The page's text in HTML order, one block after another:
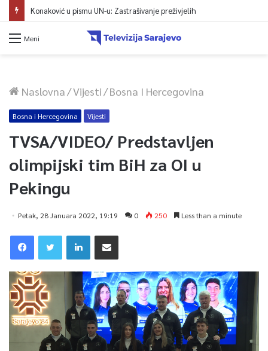
Protest zeničkih rudara do ispunjenja zahtjeva
Meni
Naslovna/Vijesti/Bosna I Hercegovina
Bosna i Hercegovina Vijesti
TVSA/VIDEO/ Predstavljen
olimpijski tim BiH za OI u
Pekingu
Petak, 28 Januara 2022, 19:19 0 250 Less than a minute